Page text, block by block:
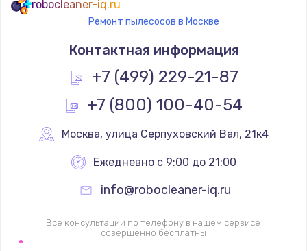
Ремонт испарителя
Заказать
Декальцинация
900 руб.
Заказать
Ремонт/замена насадок
500 руб.
robocleaner-iq.ru
Ремонт пылесосов в Москве
Контактная информация
+7 (499) 229-21-87
+7 (800) 100-40-54
Москва, улица Серпуховский Вал, 21к4
Ежедневно с 9:00 до 21:00
info@robocleaner-iq.ru
Все консультации по телефону в нашем сервисе
совершенно бесплатны